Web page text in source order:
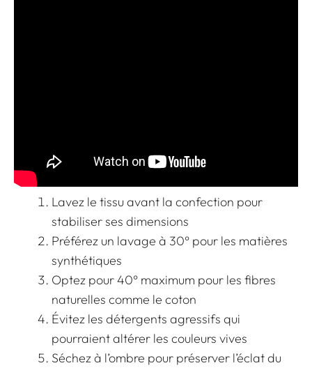
Lavez le tissu avant la confection pour
stabiliser ses dimensions
Préférez un lavage à 30° pour les matières
synthétiques
Optez pour 40° maximum pour les fibres
naturelles comme le coton
Évitez les détergents agressifs qui
pourraient altérer les couleurs vives
Séchez à l’ombre pour préserver l’éclat du